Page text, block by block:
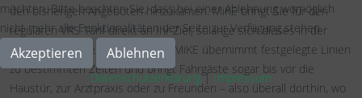
den bisherigen Angeboten hinzukamen. MiKE bringt Sie für den
regulären VRS-Tarif direkt an Ihr Ziel, solange sich dieses in der
Nähe einer Haltestelle befindet. MiKE übernimmt festgelegte Linien
zu bestimmten Zeiten und bringt Fahrgäste sogar bis vor die
Haustür, zur Arztpraxis oder zu Freunden – also überall dorthin, wo
möchten. Bitte beachten Sie, dass bei einer Ablehnung womöglich
nicht mehr alle Funktionalitäten der Seite zur Verfügung stehen.
Akzeptieren Ablehnen
Datenschutzerklärung|Impressum